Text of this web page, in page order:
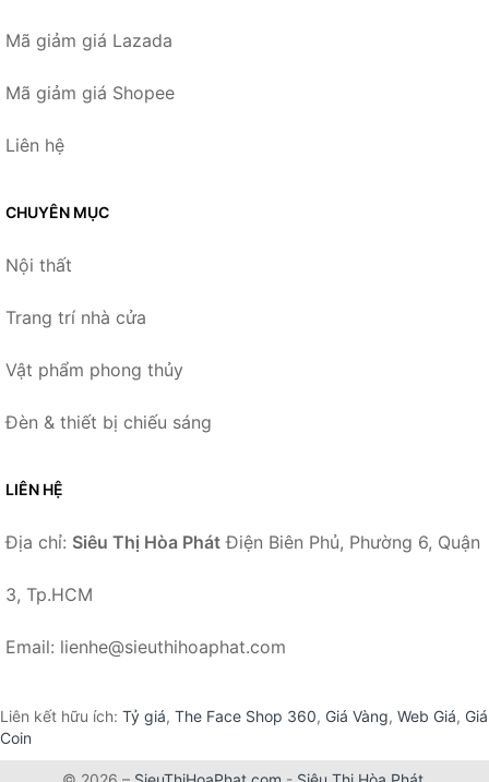
Mã giảm giá Lazada
Mã giảm giá Shopee
Liên hệ
CHUYÊN MỤC
Nội thất
Trang trí nhà cửa
Vật phẩm phong thủy
Đèn & thiết bị chiếu sáng
LIÊN HỆ
Địa chỉ: Siêu Thị Hòa Phát Điện Biên Phủ, Phường 6, Quận
3, Tp.HCM
Email: lienhe@sieuthihoaphat.com
Liên kết hữu ích: Tỷ giá, The Face Shop 360, Giá Vàng, Web Giá, Giá
Coin